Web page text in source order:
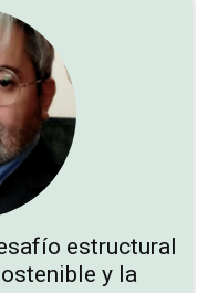
estructural
y la